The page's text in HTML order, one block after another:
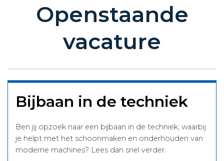
Openstaande
vacature
Bijbaan in de techniek
Ben jij opzoek naar een bijbaan in de techniek, waarbij
je helpt met het schoonmaken en onderhouden van
moderne machines? Lees dan snel verder.